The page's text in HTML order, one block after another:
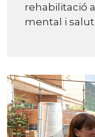
rehabilitació
mental i